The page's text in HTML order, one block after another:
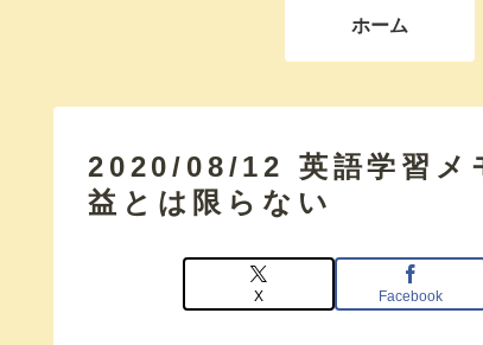
ホーム
2020/08/12 英語学習メ
益とは限らない
X Facebook